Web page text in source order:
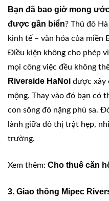
Bạn đã bao giờ mong
được gần biển? Thủ đô
kinh tế – văn hóa của miền
Điều kiện không cho phép
mọi công việc đều không
Riverside HaNoi được xây
mộng. Thay vào đó bạn có
con sông đỏ nặng phù sa.
lành giữa đô thị trật hẹp,
trường.
Xem thêm: Cho thuê căn
3. Giao thông Mipec